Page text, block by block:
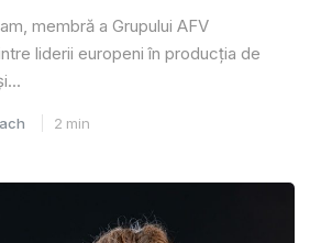
membră a Grupului AFV
liderii europeni în producția de
2 min